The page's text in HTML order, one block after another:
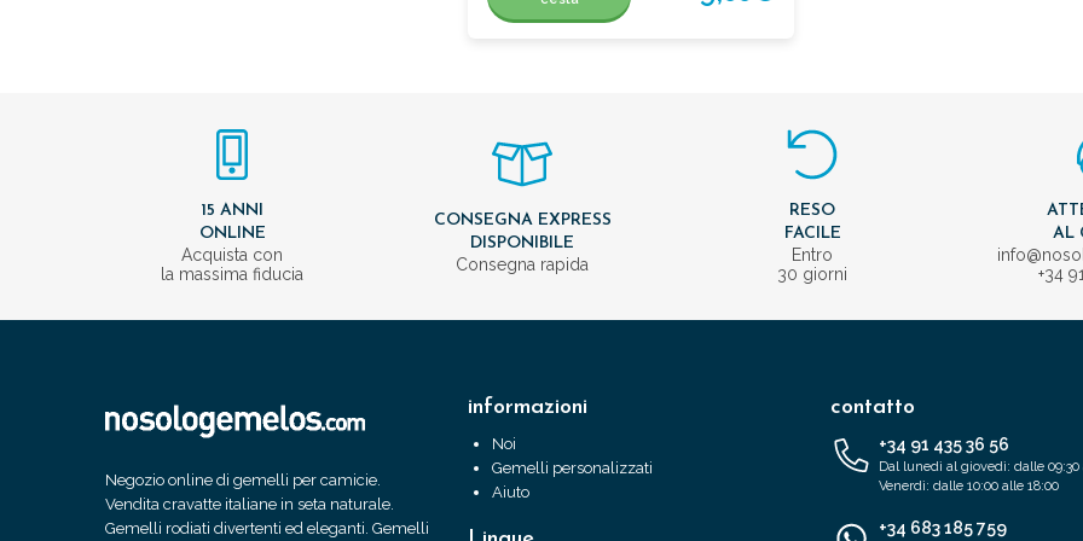
15 ANNI
ONLINE
Acquista con
la massima fiducia
CONSEGNA EXPRESS
DISPONIBILE
Consegna rapida
RESO
FACILE
Entro
30 giorni
AL
+34
Negozio online di gemelli per camicie.
Vendita cravatte italiane in seta naturale.
Gemelli rodiati divertenti ed eleganti. Gemelli
informazioni
Noi
Gemelli personalizzati
Aiuto
contatto
+34 91 435 36 56
Dal lunedì al giovedì: dalle 09:30
Venerdì: dalle 10:00 alle 18:00
+34 683 185 759